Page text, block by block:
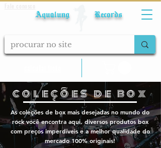
Aqualung Records
coleções de box
As coleções de box mais desejadas no mundo do
rock você encontra aqui. diversos produtos box
com preços imperdíveis e a melhor qualidade do
mercado 100% originais!